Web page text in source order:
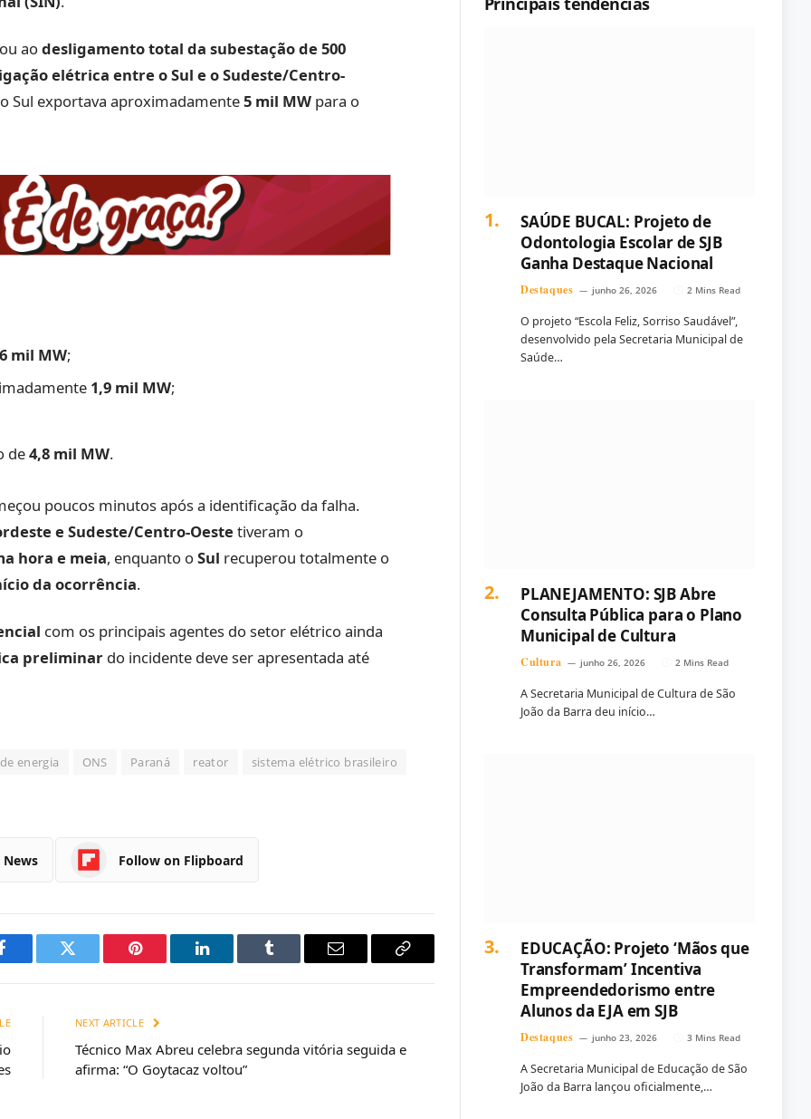
aodesligamento total da subestação de 500
elétrica entre o Sul e o Sudeste/Centro-
Sul exportava aproximadamente5 mil MW para o
mil MW;
1,9 mil MW;
de4,8 mil MW.
poucos minutos após a identificação da falha.
e Sudeste/Centro-Oeste tiveram o
hora e meia, enquanto oSul recuperou totalmente o
da ocorrência.
com os principais agentes do setor elétrico ainda
preliminar do incidente deve ser apresentada até
energia ONS Paraná reator
sistema elétrico brasileiro
Follow on Flipboard
Facebook Twitter Pinterest LinkedIn Tumblr Email
Copy
NEXT ARTICLE
Técnico Max Abreu celebra segunda vitória seguida e
afirma: “O Goytacaz voltou”
SAÚDE BUCAL: Projeto de
Odontologia Escolar de SJB
Ganha Destaque Nacional
Destaques junho 26, 2026 2 Mins Read
O projeto “Escola Feliz, Sorriso Saudável”,
desenvolvido pela Secretaria Municipal de
Saúde…
PLANEJAMENTO: SJB Abre
Consulta Pública para o Plano
Municipal de Cultura
Cultura junho 26, 2026 2 Mins Read
A Secretaria Municipal de Cultura de São
João da Barra deu início…
EDUCAÇÃO: Projeto ‘Mãos que
Transformam’ Incentiva
Empreendedorismo entre
Alunos da EJA em SJB
Destaques junho 23, 2026 3 Mins Read
A Secretaria Municipal de Educação de São
João da Barra lançou oficialmente,…